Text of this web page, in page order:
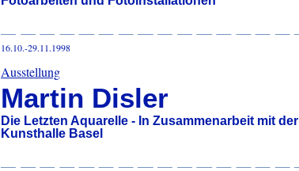
16.10.-29.11.1998
Ausstellung
Martin Disler
Die Letzten Aquarelle - In Zusammenarbeit mit der
Kunsthalle Basel